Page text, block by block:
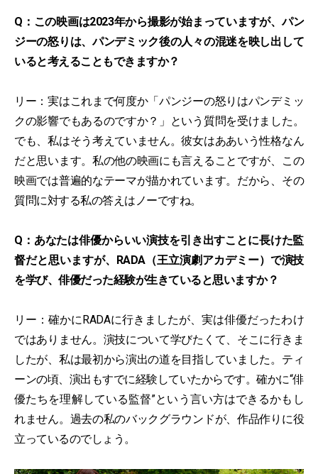
Q：この映画は2023年から撮影が始まっていますが、パン
ジーの怒りは、パンデミック後の人々の混迷を映し出して
いると考えることもできますか？
リー：実はこれまで何度か「パンジーの怒りはパンデミッ
クの影響でもあるのですか？」という質問を受けました。
でも、私はそう考えていません。彼女はああいう性格なん
だと思います。私の他の映画にも言えることですが、この
映画では普遍的なテーマが描かれています。だから、その
質問に対する私の答えはノーですね。
Q：あなたは俳優からいい演技を引き出すことに長けた監
督だと思いますが、RADA（王立演劇アカデミー）で演技
を学び、俳優だった経験が生きていると思いますか？
リー：確かにRADAに行きましたが、実は俳優だったわけ
ではありません。演技について学びたくて、そこに行きま
したが、私は最初から演出の道を目指していました。ティ
ーンの頃、演出もすでに経験していたからです。確かに“俳
優たちを理解している監督”という言い方はできるかもし
れません。過去の私のバックグラウンドが、作品作りに役
立っているのでしょう。